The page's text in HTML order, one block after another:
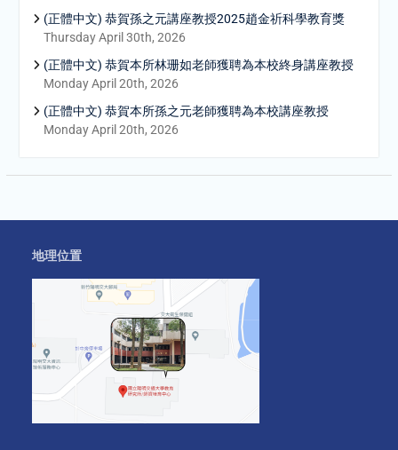
(正體中文) 恭賀孫之元講座教授2025趙金祈科學教育獎
Thursday April 30th, 2026
(正體中文) 恭賀本所林珊如老師獲聘為本校終身講座教授
Monday April 20th, 2026
(正體中文) 恭賀本所孫之元老師獲聘為本校講座教授
Monday April 20th, 2026
地理位置